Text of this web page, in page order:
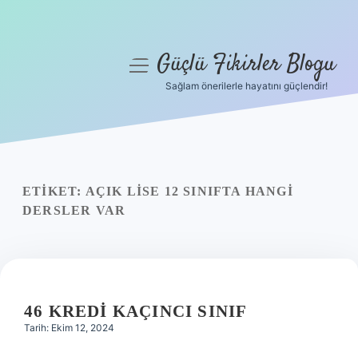
Yasal Uyarı
menüyüGüçlü Fikirler Blogu
Sağlam önerilerle hayatını güçlendir!
ETIKET: AÇIK LISE 12 SINIFTA HANGI
DERSLER VAR
46 KREDI KAÇINCI SINIF
Tarih: Ekim 12, 2024